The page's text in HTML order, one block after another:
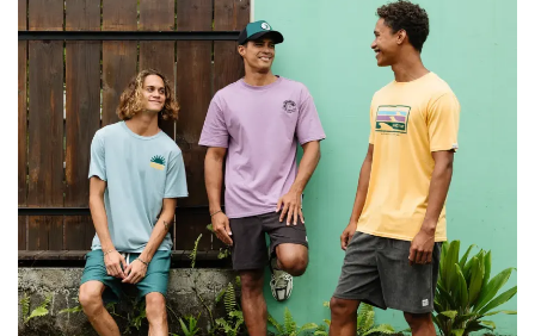
korte
broeken
van
Protest
voor
je
zomervakantie